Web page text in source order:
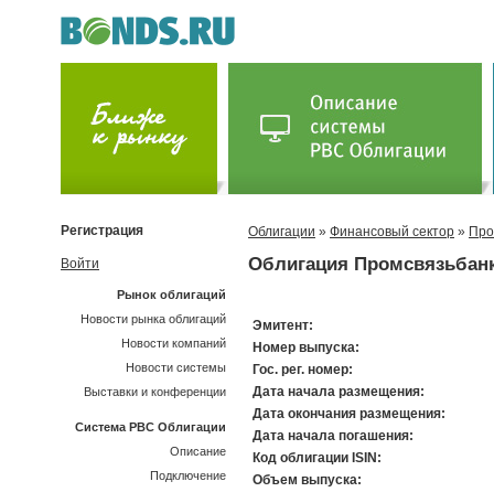
Облигации » Финансовый сектор »
Облигация
Эмитент:
Номер выпуска:
Гос. рег. номер:
Дата начала размещения:
Дата окончания размещения:
Дата начала погашения:
Код облигации ISIN:
Объем выпуска:
Регистрация
Войти
Рынок облигаций
Новости рынка облигаций
Новости компаний
Новости системы
Выставки и конференции
Система РВС Облигации
Описание
Подключение